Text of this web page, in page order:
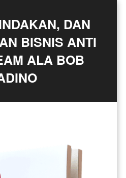
DAN
BISNIS ANTI
ALA BOB